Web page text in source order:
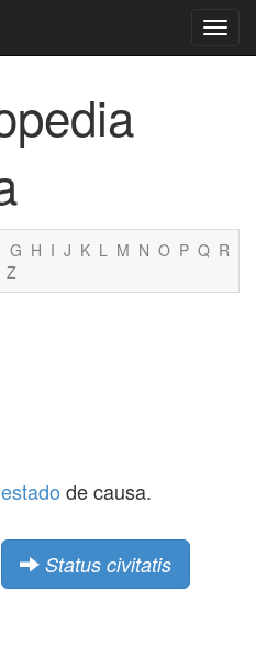
G H I J K L M N O P Q R
Z
estado de causa.
Status civitatis